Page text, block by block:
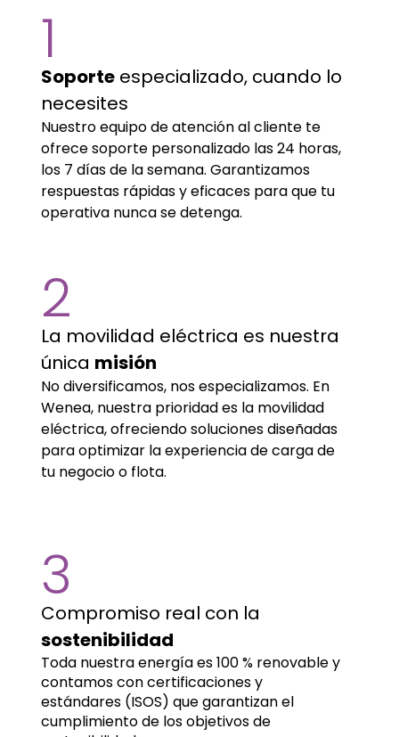
1
Soporteespecializado, cuando lo
necesites
Nuestro equipo de atención al cliente te
ofrece soporte personalizado las 24 horas,
los 7 días de la semana. Garantizamos
respuestas rápidas y eficaces para que tu
operativa nunca se detenga.
2
La movilidad eléctrica es nuestra
única misión
No diversificamos, nos especializamos. En
Wenea, nuestra prioridad es la movilidad
eléctrica, ofreciendo soluciones diseñadas
para optimizar la experiencia de carga de
tu negocio o flota.
3
Compromiso real con la
sostenibilidad
Toda nuestra energía es 100 % renovable y
contamos con certificaciones y
estándares (ISOS) que garantizan el
cumplimiento de los objetivos de